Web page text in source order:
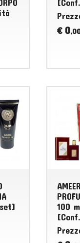
€ 0
100